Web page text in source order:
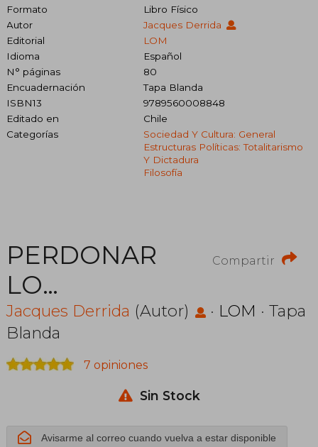
Formato
Libro Físico
Autor
Jacques Derrida
Editorial
LOM
Idioma
Español
N° páginas
80
Encuadernación
Tapa Blanda
ISBN13
9789560008848
Editado en
Chile
Categorías
Sociedad Y Cultura: General
Estructuras Políticas: Totalitarismo
Y Dictadura
Filosofía
Compartir
PERDONAR
LO
IMPERDONABLE
Y LO
IMPRESCRIP
Jacques Derrida (Autor) · LOM · Tapa
Blanda
7 opiniones
Sin Stock
Avisarme al correo cuando vuelva a estar disponible